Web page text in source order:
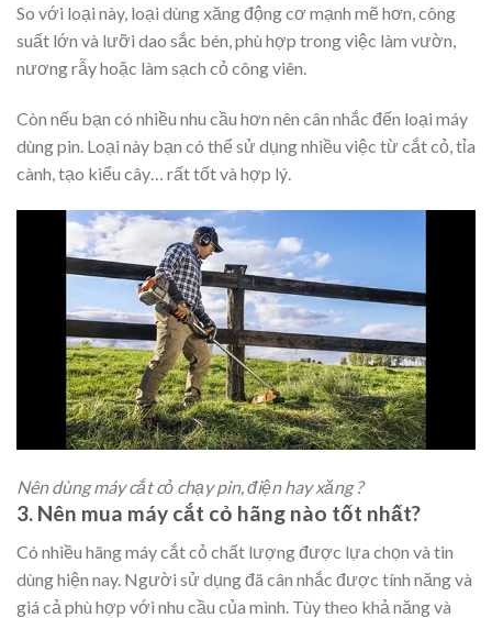
So với loại này, loại dùng xăng động cơ mạnh mẽ hơn, công
suất lớn và lưỡi dao sắc bén, phù hợp trong việc làm vườn,
nương rẫy hoặc làm sạch cỏ công viên.
Còn nếu bạn có nhiều nhu cầu hơn nên cân nhắc đến loại máy
dùng pin. Loại này bạn có thể sử dụng nhiều việc từ cắt cỏ, tỉa
cành, tạo kiểu cây… rất tốt và hợp lý.
Nên dùng máy cắt cỏ chạy pin, điện hay xăng ?
3. Nên mua máy cắt cỏ hãng nào tốt nhất?
Có nhiều hãng máy cắt cỏ chất lượng được lựa chọn và tin
dùng hiện nay. Người sử dụng đã cân nhắc được tính năng và
giá cả phù hợp với nhu cầu của mình. Tùy theo khả năng và